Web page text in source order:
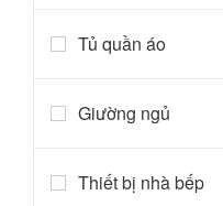
Tủ quần áo
Giường ngủ
Thiết bị nhà bếp